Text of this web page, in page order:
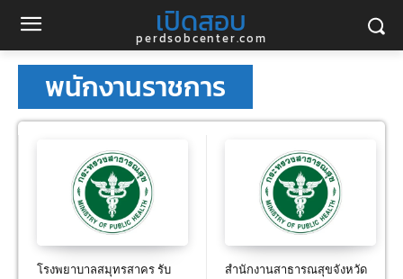
เปิดสอบ
perdsobcenter.com
พนักงานราชการ
โรงพยาบาลสมุทรสาคร รับ
สำนักงานสาธารณสุขจังหวัด